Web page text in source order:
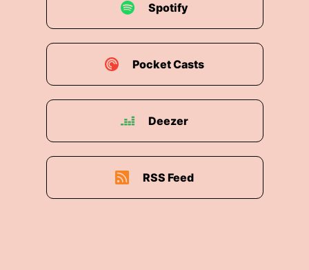
Spotify
Pocket Casts
Deezer
RSS Feed